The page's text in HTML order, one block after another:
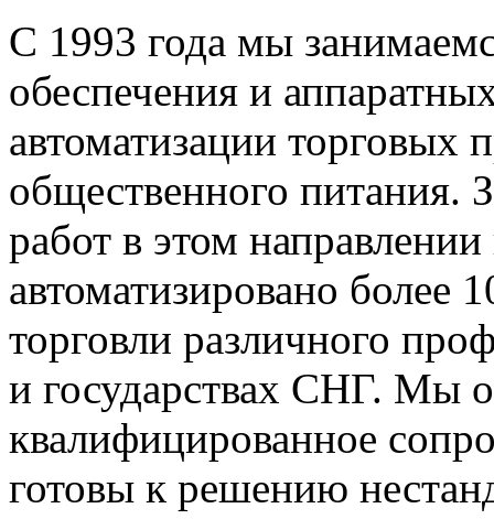
С 1993 года мы
обеспечения и
автоматизации торговых
общественного питания.
работ в этом
автоматизировано более
торговли различного
и государствах СНГ. Мы
квалифицированное
готовы к решению